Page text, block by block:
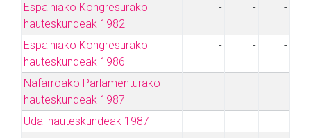
Espainiako Kongresurako
hauteskundeak 1982
- - -
Espainiako Kongresurako
hauteskundeak 1986
- - -
Nafarroako Parlamenturako
hauteskundeak 1987
- - -
Udal hauteskundeak 1987 - -
-